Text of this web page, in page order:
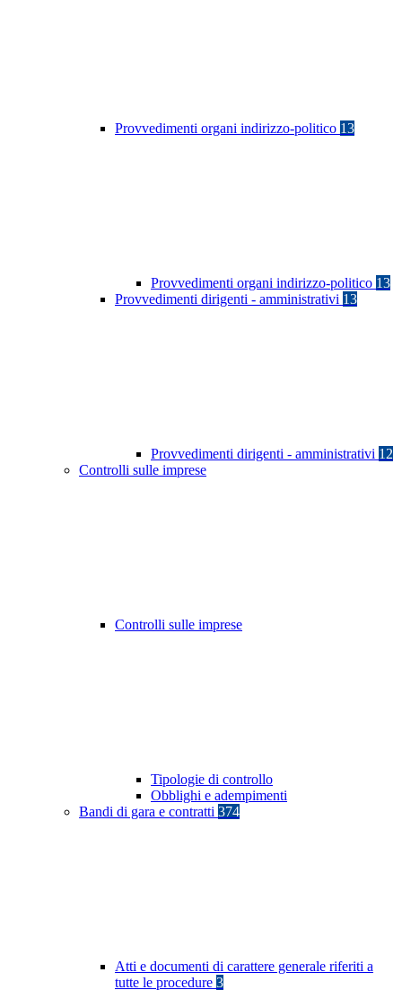
Provvedimenti organi indirizzo-politico 13
Provvedimenti organi indirizzo-politico 13
Provvedimenti dirigenti - amministrativi 13
Provvedimenti dirigenti - amministrativi 12
Controlli sulle imprese
Controlli sulle imprese
Tipologie di controllo
Obblighi e adempimenti
Bandi di gara e contratti 374
Atti e documenti di carattere generale riferiti a
tutte le procedure 3